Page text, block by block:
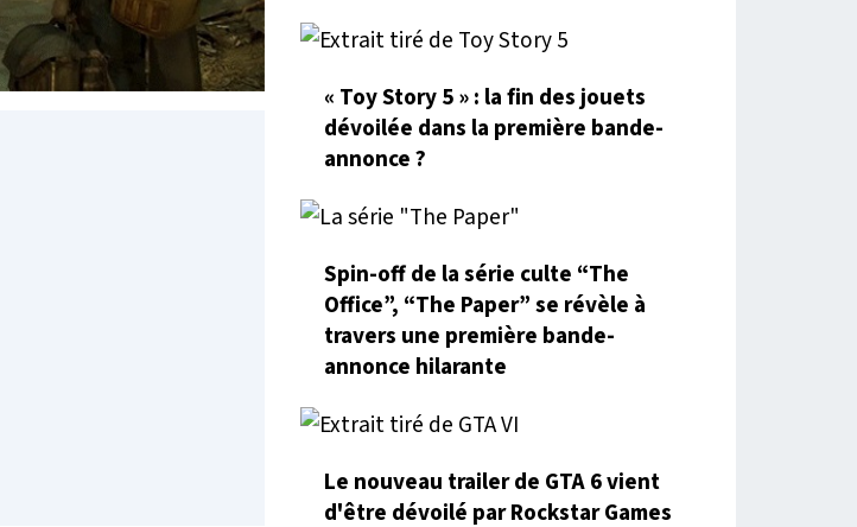
« Toy Story 5 » : la fin des jouets
dévoilée dans la première bande-
annonce ?
Spin-off de la série culte “The
Office”, “The Paper” se révèle à
travers une première bande-
annonce hilarante
Le nouveau trailer de GTA 6 vient
d'être dévoilé par Rockstar Games